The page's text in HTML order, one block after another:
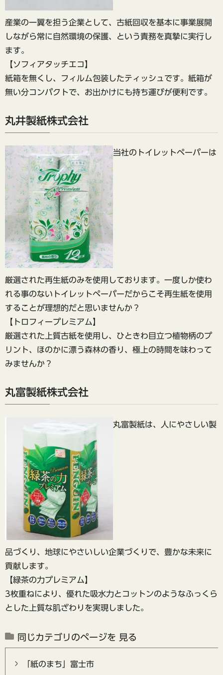
産業の一翼を担う企業として、古紙回収を基本に事業展開
しながら常に自然環境の保護、という責務を真摯に実行し
ます。
【ソフィアタッチエコ】
紙箱を無くし、フィルム包装したティッシュです。紙箱が
無い分コンパクトで、お出かけにも持ち運びが便利です。
丸井製紙株式会社
当社のトイレットペーパーは
厳選された再生紙のみを使用しております。一度しか使わ
れる事のないトイレットペーパーだからこそ再生紙を使用
することが理想的だと思いませんか？
【トロフィープレミアム】
厳選された上質古紙を使用し、ひときわ目立つ植物柄のプ
リント、ほのかに漂う森林の香り、極上の時間を味わって
みませんか？
丸富製紙株式会社
丸富製紙は、人にやさしい製
品づくり、地球にやさいしい企業づくりで、豊かな未来に
貢献します。
【緑茶の力プレミアム】
3枚重ねにより、優れた吸水力とコットンのようなふっくら
とした上質な肌ざわりを実現しました。
同じカテゴリのページを 見る
「紙のまち」富士市